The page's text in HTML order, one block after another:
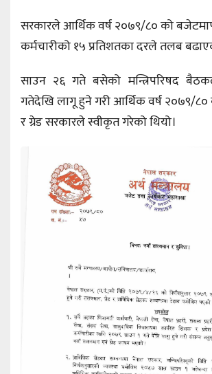
सरकारले आर्थिक वर्ष २०७९/८० को
कर्मचारीको १५ प्रतिशतका दरले तलब
साउन २६ गते बसेको मन्त्रिपरिषद
गतेदेखि लागू हुने गरी आर्थिक वर्ष २०७९/
र ग्रेड सरकारले स्वीकृत गरेको थियो।